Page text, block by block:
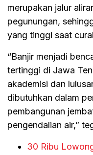
merupakan jalur
pegunungan,
yang tinggi saat
“Banjir menjadi
tertinggi di Jawa
akademisi dan
dibutuhkan dalam
pembangunan
pengendalian air,”
30 Ribu